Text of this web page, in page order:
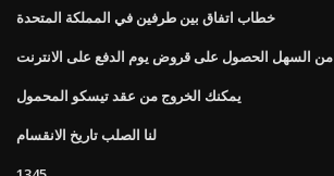
خطاب اتفاق بين طرفين في المملكة المتحدة
من السهل الحصول على قروض يوم الدفع على الانترنت
يمكنك الخروج من عقد تيسكو المحمول
لنا الصلب تاريخ الانقسام